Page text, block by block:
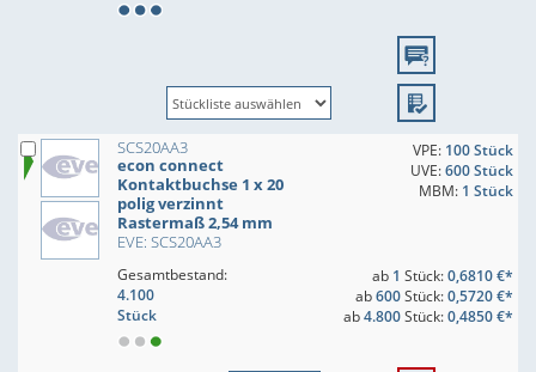
SCS20AA3
econ connect
Kontaktbuchse 1 x 20
polig verzinnt
Rastermaß 2,54 mm
EVE: SCS20AA3
VPE: 100 Stück
UVE:600 Stück
MBM: 1 Stück
Gesamtbestand:
4.100
Stück
ab 1 Stück:0,6810 €*
ab600Stück:0,5720 €*
ab4.800Stück:0,4850 €*